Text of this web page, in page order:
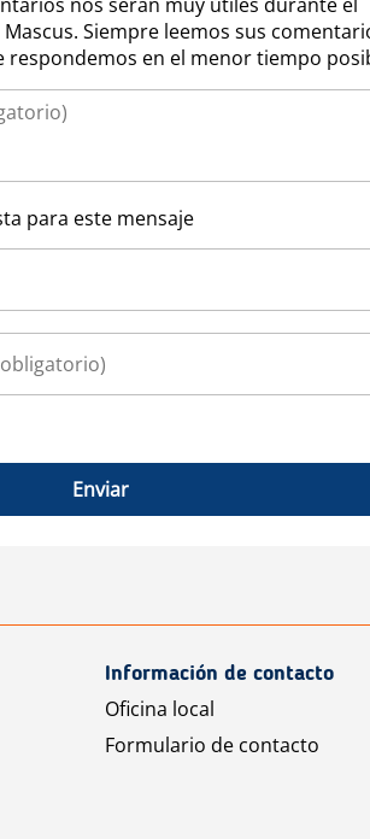
nos serán muy útiles durante el
Siempre leemos sus
respondemos en el menor tiempo
para este mensaje
Enviar
Información de contacto
Oficina local
Formulario de contacto